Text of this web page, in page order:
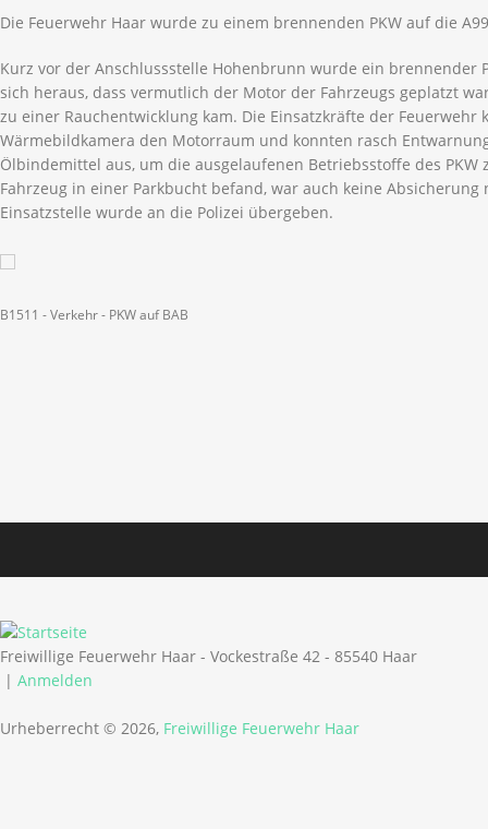
Die Feuerwehr Haar wurde zu einem brennenden PKW auf die
Kurz vor der Anschlussstelle Hohenbrunn wurde ein brennender
sich heraus, dass vermutlich der Motor der Fahrzeugs geplatzt
zu einer Rauchentwicklung kam. Die Einsatzkräfte der
Wärmebildkamera den Motorraum und konnten rasch
Ölbindemittel aus, um die ausgelaufenen Betriebsstoffe des PKW
Fahrzeug in einer Parkbucht befand, war auch keine
Einsatzstelle wurde an die Polizei übergeben.
B1511 - Verkehr - PKW auf BAB
Freiwillige Feuerwehr Haar - Vockestraße 42 - 85540 Haar
| Anmelden
Urheberrecht © 2026, Freiwillige Feuerwehr Haar